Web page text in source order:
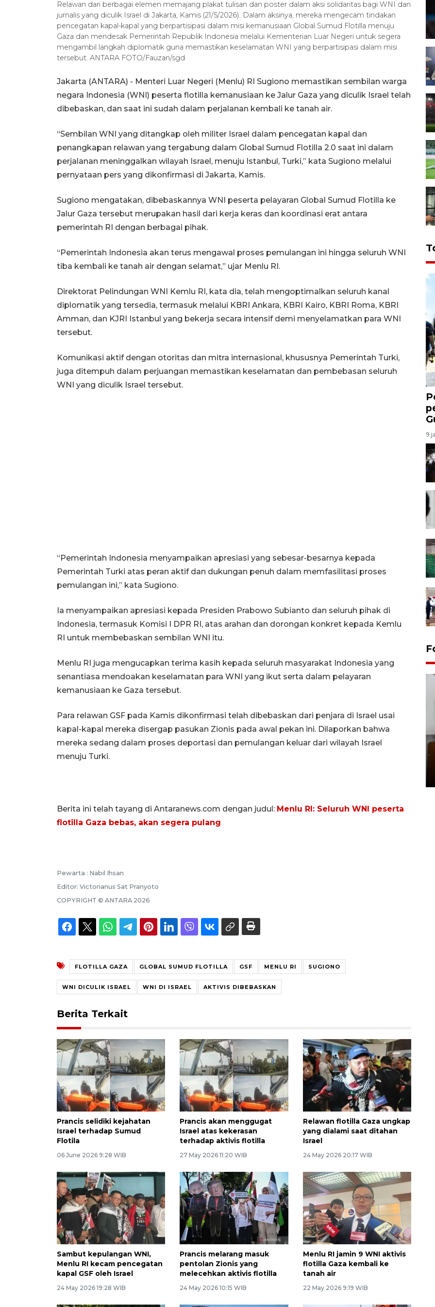
Relawan dari berbagai elemen memajang plakat tulisan dan poster dalam aksi solidaritas bagi WNI dan
jurnalis yang diculik Israel di Jakarta, Kamis (21/5/2026). Dalam aksinya, mereka mengecam tindakan
pencegatan kapal-kapal yang berpartisipasi dalam misi kemanusiaan Global Sumud Flotilla menuju
Gaza dan mendesak Pemerintah Republik Indonesia melalui Kementerian Luar Negeri untuk segera
mengambil langkah diplomatik guna memastikan keselamatan WNI yang berpartisipasi dalam misi
tersebut. ANTARA FOTO/Fauzan/sgd
Jakarta (ANTARA) - Menteri Luar Negeri (Menlu) RI Sugiono memastikan sembilan warga
negara Indonesia (WNI) peserta flotilla kemanusiaan ke Jalur Gaza yang diculik Israel telah
dibebaskan, dan saat ini sudah dalam perjalanan kembali ke tanah air.
“Sembilan WNI yang ditangkap oleh militer Israel dalam pencegatan kapal dan
penangkapan relawan yang tergabung dalam Global Sumud Flotilla 2.0 saat ini dalam
perjalanan meninggalkan wilayah Israel, menuju Istanbul, Turki,” kata Sugiono melalui
pernyataan pers yang dikonfirmasi di Jakarta, Kamis.
Sugiono mengatakan, dibebaskannya WNI peserta pelayaran Global Sumud Flotilla ke
Jalur Gaza tersebut merupakan hasil dari kerja keras dan koordinasi erat antara
pemerintah RI dengan berbagai pihak.
“Pemerintah Indonesia akan terus mengawal proses pemulangan ini hingga seluruh WNI
tiba kembali ke tanah air dengan selamat,” ujar Menlu RI.
Direktorat Pelindungan WNI Kemlu RI, kata dia, telah mengoptimalkan seluruh kanal
diplomatik yang tersedia, termasuk melalui KBRI Ankara, KBRI Kairo, KBRI Roma, KBRI
Amman, dan KJRI Istanbul yang bekerja secara intensif demi menyelamatkan para WNI
tersebut.
Komunikasi aktif dengan otoritas dan mitra internasional, khususnya Pemerintah Turki,
juga ditempuh dalam perjuangan memastikan keselamatan dan pembebasan seluruh
WNI yang diculik Israel tersebut.
“Pemerintah Indonesia menyampaikan apresiasi yang sebesar-besarnya kepada
Pemerintah Turki atas peran aktif dan dukungan penuh dalam memfasilitasi proses
pemulangan ini,” kata Sugiono.
Ia menyampaikan apresiasi kepada Presiden Prabowo Subianto dan seluruh pihak di
Indonesia, termasuk Komisi I DPR RI, atas arahan dan dorongan konkret kepada Kemlu
RI untuk membebaskan sembilan WNI itu.
Menlu RI juga mengucapkan terima kasih kepada seluruh masyarakat Indonesia yang
senantiasa mendoakan keselamatan para WNI yang ikut serta dalam pelayaran
kemanusiaan ke Gaza tersebut.
Para relawan GSF pada Kamis dikonfirmasi telah dibebaskan dari penjara di Israel usai
kapal-kapal mereka disergap pasukan Zionis pada awal pekan ini. Dilaporkan bahwa
mereka sedang dalam proses deportasi dan pemulangan keluar dari wilayah Israel
menuju Turki.
Berita ini telah tayang di Antaranews.com dengan judul: Menlu RI: Seluruh WNI peserta
flotilla Gaza bebas, akan segera pulang
Pewarta : Nabil Ihsan
Editor: Victorianus Sat Pranyoto
COPYRIGHT © ANTARA 2026
FLOTILLA GAZA GLOBAL SUMUD FLOTILLA GSF MENLU RI SUGIONO
WNI DICULIK ISRAEL WNI DI ISRAEL AKTIVIS DIBEBASKAN
Berita Terkait
Prancis selidiki kejahatan
Israel terhadap Sumud
Flotila
06 June 2026 9:28 WIB
Prancis akan menggugat
Israel atas kekerasan
terhadap aktivis flotilla
27 May 2026 11:20 WIB
Relawan flotilla Gaza ungkap
yang dialami saat ditahan
Israel
24 May 2026 20:17 WIB
Sambut kepulangan WNI,
Menlu RI kecam pencegatan
kapal GSF oleh Israel
24 May 2026 19:28 WIB
Prancis melarang masuk
pentolan Zionis yang
melecehkan aktivis flotilla
24 May 2026 10:15 WIB
Menlu RI jamin 9 WNI aktivis
flotilla Gaza kembali ke
tanah air
22 May 2026 9:19 WIB
9
Pemakaman maestro seni